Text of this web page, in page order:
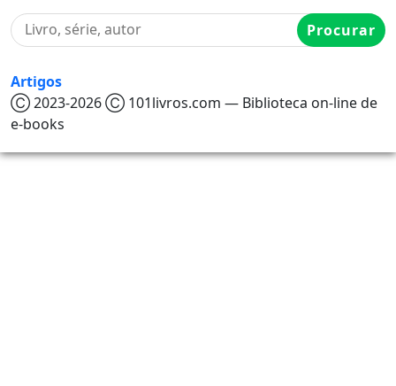
Procurar
Artigos
Ⓒ 2023-2026 Ⓒ 101livros.com — Biblioteca on-line de
e-books